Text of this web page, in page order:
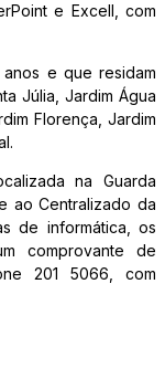
e Excell, com
e que residam
Júlia, Jardim Água
Florença, Jardim
na Guarda
ao Centralizado da
de informática, os
comprovante de
201 5066, com